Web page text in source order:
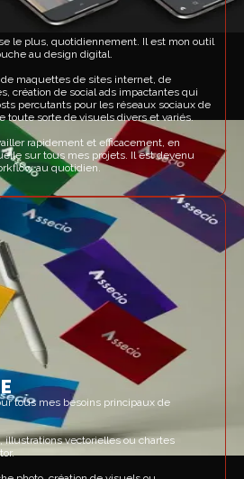
le plus, quotidiennement. Il est mon outil
au design digital.
maquettes de sites internet, de
création de social ads impactantes qui
percutants pour les réseaux sociaux de
toute sorte de visuels divers et variés.
rapidement et efficacement, en
sur tous mes projets. Il est devenu
au quotidien.
tous mes besoins principaux de
illustrations vectorielles ou chartes